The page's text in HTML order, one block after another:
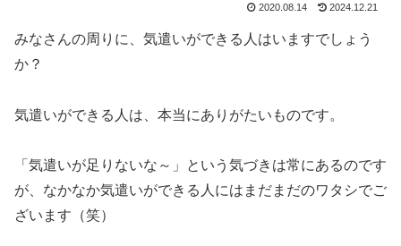
2020.08.14 2024.12.21
みなさんの周りに、気遣いができる人はいますでしょう
か？
気遣いができる人は、本当にありがたいものです。
「気遣いが足りないな～」という気づきは常にあるのです
が、なかなか気遣いができる人にはまだまだのワタシでご
ざいます（笑）